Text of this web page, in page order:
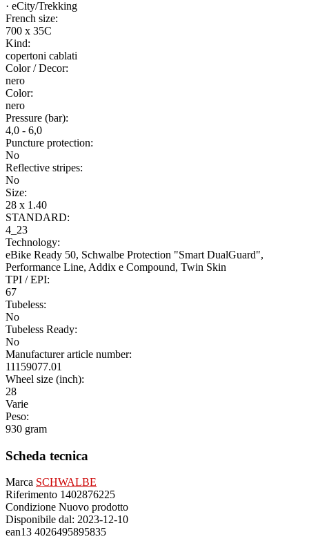
· eCity/Trekking
French size:
700 x 35C
Kind:
copertoni cablati
Color / Decor:
nero
Color:
nero
Pressure (bar):
4,0 - 6,0
Puncture protection:
No
Reflective stripes:
No
Size:
28 x 1.40
STANDARD:
4_23
Technology:
eBike Ready 50, Schwalbe Protection "Smart DualGuard",
Performance Line, Addix e Compound, Twin Skin
TPI / EPI:
67
Tubeless:
No
Tubeless Ready:
No
Manufacturer article number:
11159077.01
Wheel size (inch):
28
Varie
Peso:
930 gram
Scheda tecnica
Marca SCHWALBE
Riferimento 1402876225
Condizione Nuovo prodotto
Disponibile dal: 2023-12-10
ean13 4026495895835